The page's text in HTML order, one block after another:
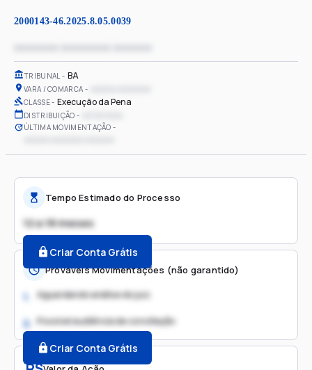
2000143-46.2025.8.05.0039
TRIBUNAL BA
VARA / COMARCA
CLASSE Execução da Pena
DISTRIBUIÇÃO
ÚLTIMA MOVIMENTAÇÃO
Tempo Estimado do Processo
12 a 18 meses
Criar Conta Grátis
Prováveis Movimentações (não garantido)
1. Aguardando análise do juiz
2. Possível audiência de conciliação
Criar Conta Grátis